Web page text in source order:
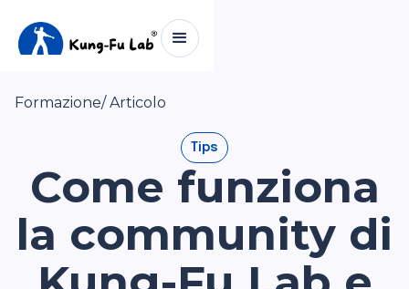
Formazione/ Articolo
Tips
Come funziona
la community di